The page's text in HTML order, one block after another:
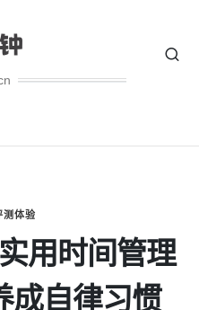
测体验
用时间管理
成自律习惯